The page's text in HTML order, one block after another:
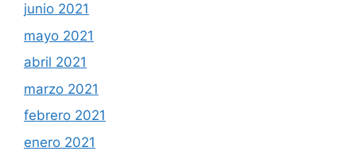
junio 2021
mayo 2021
abril 2021
marzo 2021
febrero 2021
enero 2021